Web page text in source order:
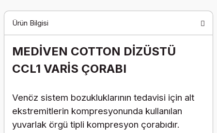
Ürün Bilgisi
MEDİVEN COTTON DİZÜSTÜ
CCL1 VARİS ÇORABI
Venöz sistem bozukluklarının tedavisi için alt
ekstremitlerin kompresyonunda kullanılan
yuvarlak örgü tipli kompresyon çorabıdır.